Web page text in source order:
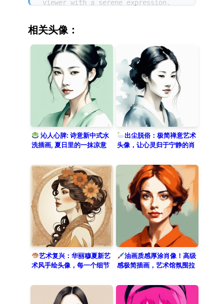
viewer with a serene expression.
highlighted by subtle moonlight-
like contrast. This elegant
oriental ink style utilizes a heavy
watercolor wash and soft brush
strokes. The minimalist approach
uses delicate line art against a
solid charcoal gray background.
Negative space is used creatively
within the Chinese ink painting
style to create a sense of depth
and mystery in a new Chinese
aesthetic.
相关头像：
沁人心脾: 诗意新中式水
洗插画, 夏日里的一抹凉意
出尘脱俗：极简禅意艺术
头像，让心灵归于宁静的肖
艺术复兴：华丽穆夏新艺
术风手绘头像，每一个细节
油画质感厚涂肖像！高级
感极简插画，艺术馆氛围拉